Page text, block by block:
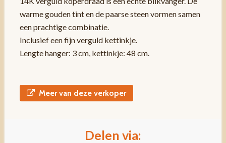
warme gouden tint en de paarse steen vormen samen
een prachtige combinatie.
Inclusief een fijn verguld kettinkje.
Lengte hanger: 3 cm, kettinkje: 48 cm.
Meer van deze verkoper
Delen via: